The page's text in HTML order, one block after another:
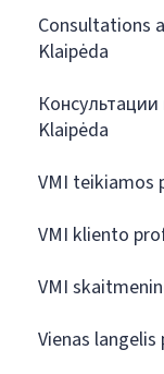
Consultations
Klaipėda
Klaipėda
VMI teikiamos
VMI kliento
VMI
Vienas